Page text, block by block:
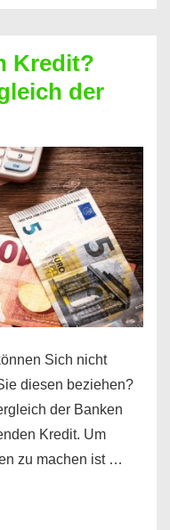
Kredit?
der
Sich nicht
diesen beziehen?
der Banken
Kredit. Um
zu machen ist …